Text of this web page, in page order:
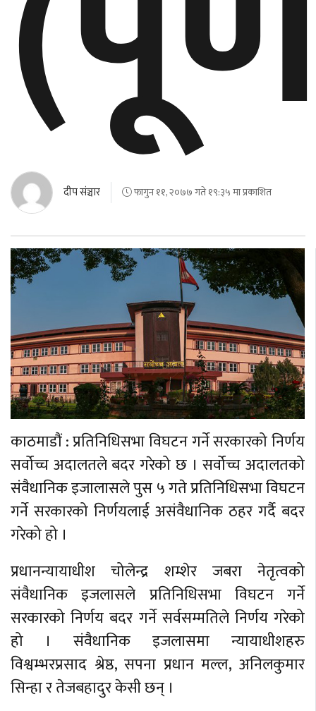
दीप संञ्चार फागुन ११, २०७७ गते १९:३५ मा प्रकाशित
काठमाडौं : प्रतिनिधिसभा विघटन गर्ने सरकारको निर्णय
सर्वोच्च अदालतले बदर गरेको छ । सर्वोच्च अदालतको
संवैधानिक इजालासले पुस ५ गते प्रतिनिधिसभा विघटन
गर्ने सरकारको निर्णयलाई असंवैधानिक ठहर गर्दै बदर
गरेको हो ।
प्रधानन्यायाधीश चोलेन्द्र शम्शेर जबरा नेतृत्वको
संवैधानिक इजलासले प्रतिनिधिसभा विघटन गर्ने
सरकारको निर्णय बदर गर्ने सर्वसम्मतिले निर्णय गरेको
हो । संवैधानिक इजलासमा न्यायाधीशहरु
विश्वम्भरप्रसाद श्रेष्ठ, सपना प्रधान मल्ल, अनिलकुमार
सिन्हा र तेजबहादुर केसी छन् ।